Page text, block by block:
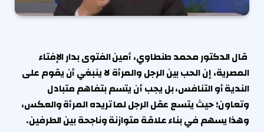
قال الدكتور محمد طنطاوي، أمين الفتوى بدار الإفتاء
المصرية، إن الحب بين الرجل والمرأة لا ينبغي أن يقوم على
الندية أو التنافس، بل يجب أن يتسم بتفاهم متبادل
وتعاون؛ حيث يتسع عقل الرجل لما تريده المرأة والعكس،
وهذا يسهم في بناء علاقة متوازنة وناجحة بين الطرفين.